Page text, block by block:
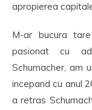
apropierea
M-ar bucura
pasionat cu
Schumacher, am
incepand cu anul
a retras